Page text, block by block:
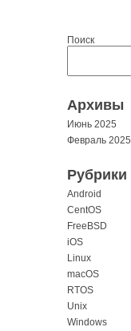
Поиск
Архивы
Июнь 2025
Февраль 2025
Рубрики
Android
CentOS
FreeBSD
iOS
Linux
macOS
RTOS
Unix
Windows